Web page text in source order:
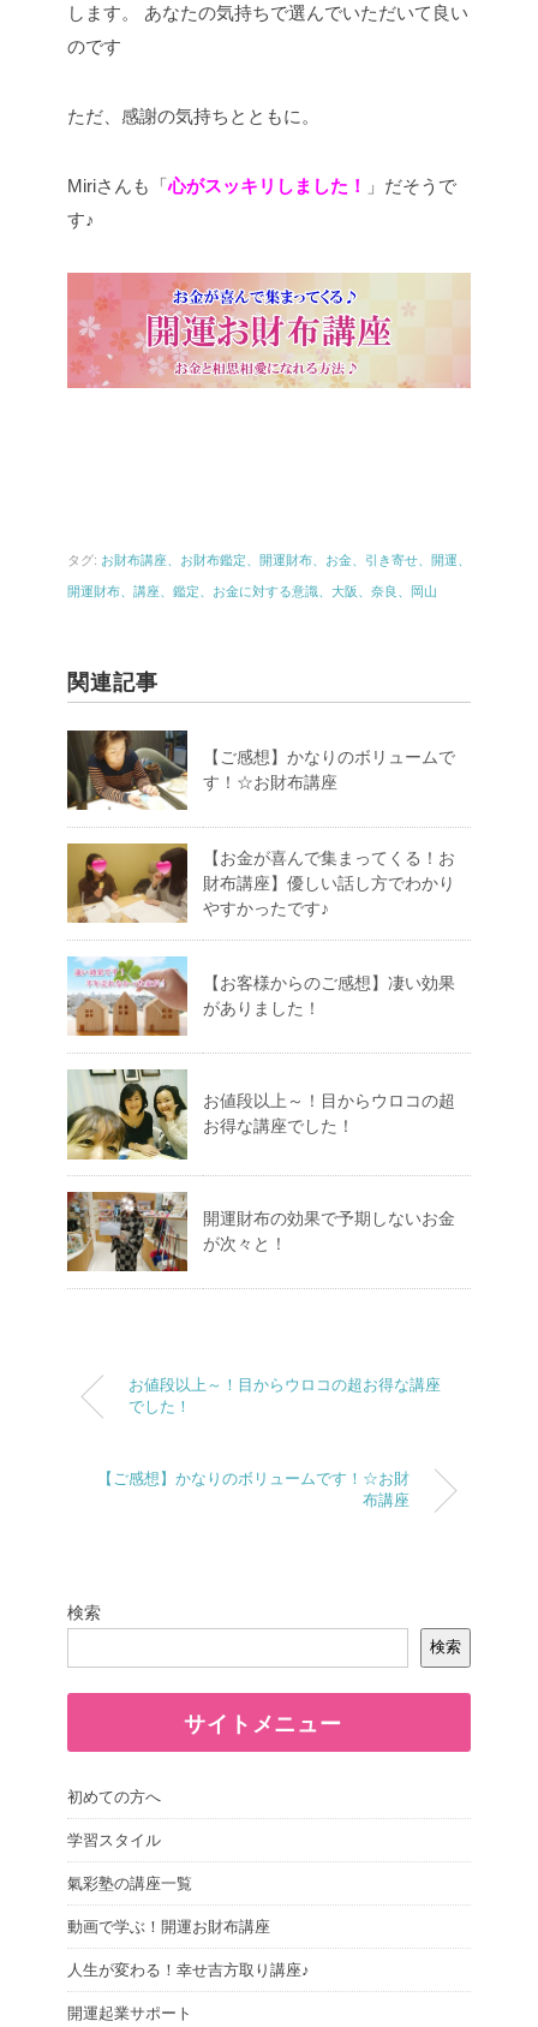
します。
あなたの気持ちで選んでいただいて良い
のです
ただ、感謝の気持ちとともに。
Miriさんも「心がスッキリしました！
」だそうで
す♪
タグ: お財布講座、お財布鑑定、開運財布、お金、引き寄せ、開運、
開運財布、講座、鑑定、お金に対する意識、大阪、奈良、岡山
関連記事
【ご感想】かなりのボリュームで
す！☆お財布講座
【お金が喜んで集まってくる！お
財布講座】優しい話し方でわかり
やすかったです♪
【お客様からのご感想】凄い効果
がありました！
お値段以上～！目からウロコの超
お得な講座でした！
開運財布の効果で予期しないお金
が次々と！
お値段以上～！目からウロコの超お得な講座
でした！
【ご感想】かなりのボリュームです！☆お財
布講座
検索
検索
サイトメニュー
初めての方へ
学習スタイル
氣彩塾の講座一覧
動画で学ぶ！開運お財布講座
人生が変わる！幸せ吉方取り講座♪
開運起業サポート